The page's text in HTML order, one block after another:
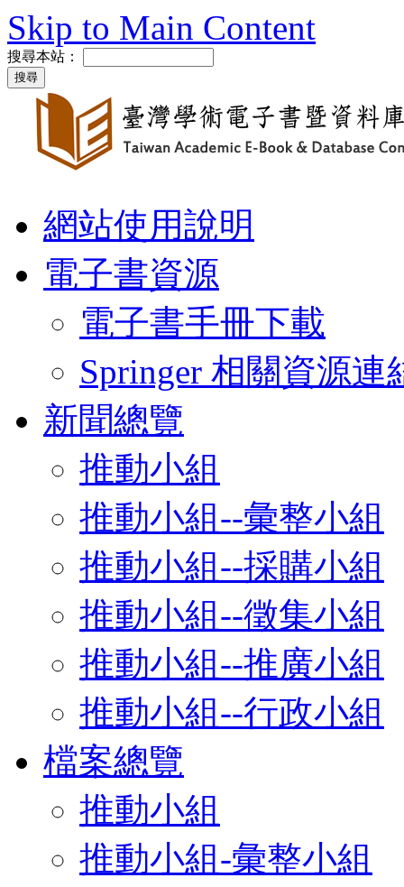
Skip to Main Content
搜尋本站：
網站使用說明
電子書資源
電子書手冊下載
Springer 相關資源連
新聞總覽
推動小組
推動小組--彙整小組
推動小組--採購小組
推動小組--徵集小組
推動小組--推廣小組
推動小組--行政小組
檔案總覽
推動小組
推動小組-彙整小組